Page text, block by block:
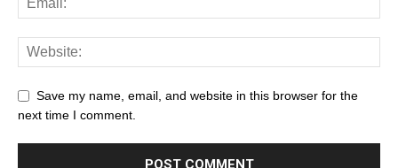
Save my name, email, and website in this browser for the
next time I comment.